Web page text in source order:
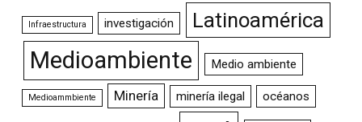
Infraestructura investigación Latinoamérica
Medioambiente Medio ambiente
Medioammbiente Minería minería ilegal océanos